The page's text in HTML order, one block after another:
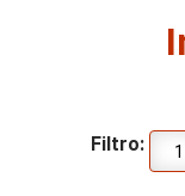
Filtro: